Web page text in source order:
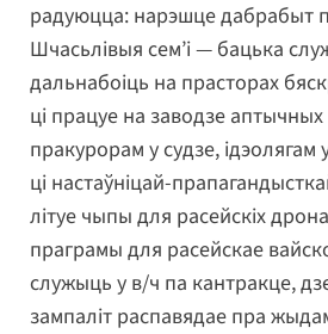
радуюцца: нарэшце дабрабыт
Шчасьлівыя сем’і — бацька
дальнабоіць на прасторах
ці працуе на заводзе
пракурорам у судзе,
ці настаўніцай-
літуе чыпы для расейскіх
праграмы для расейскае
служыць у в/ч па кантракце,
зампаліт распавядае пра